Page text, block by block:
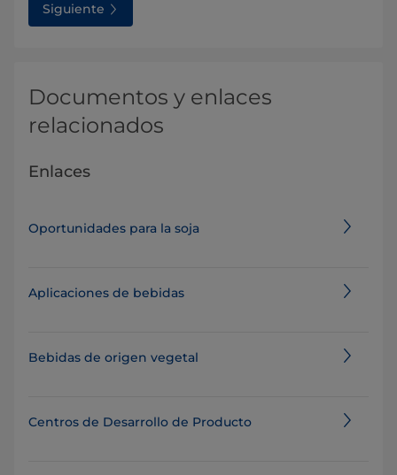
Siguiente
Documentos y enlaces
relacionados
Enlaces
Oportunidades para la soja
Aplicaciones de bebidas
Bebidas de origen vegetal
Centros de Desarrollo de Producto